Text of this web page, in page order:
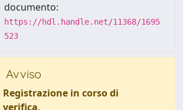
documento:
https://hdl.handle.net/11368/1695
523
Avviso
Registrazione in corso di
verifica.